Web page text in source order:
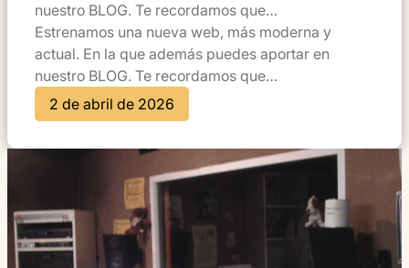
nuestro BLOG. Te recordamos que…
Estrenamos una nueva web, más moderna y
actual. En la que además puedes aportar en
nuestro BLOG. Te recordamos que…
2 de abril de 2026